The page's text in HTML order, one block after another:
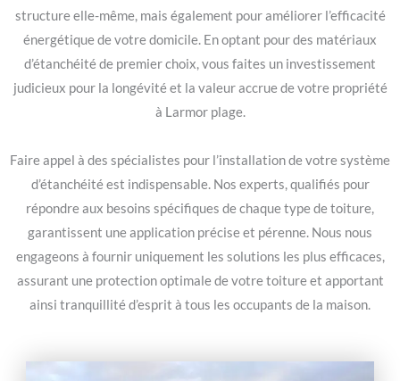
structure elle-même, mais également pour améliorer l’efficacité
énergétique de votre domicile. En optant pour des matériaux
d’étanchéité de premier choix, vous faites un investissement
judicieux pour la longévité et la valeur accrue de votre propriété
à Larmor plage.
Faire appel à des spécialistes pour l’installation de votre système
d’étanchéité est indispensable. Nos experts, qualifiés pour
répondre aux besoins spécifiques de chaque type de toiture,
garantissent une application précise et pérenne. Nous nous
engageons à fournir uniquement les solutions les plus efficaces,
assurant une protection optimale de votre toiture et apportant
ainsi tranquillité d’esprit à tous les occupants de la maison.